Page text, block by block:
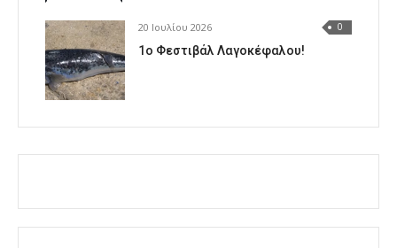
20 Ιουλίου 2026 0
1o Φεστιβάλ Λαγοκέφαλου!